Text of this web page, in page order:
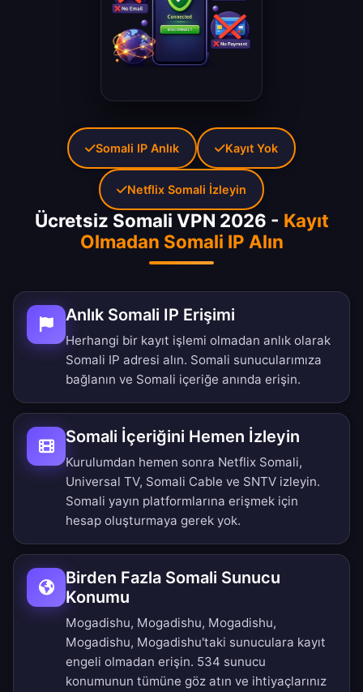
Ücretsiz Somali VPN 2026 - Kayıt
Olmadan Somali IP Alın
Anlık Somali IP Erişimi
Herhangi bir kayıt işlemi olmadan anlık olarak
Somali IP adresi alın. Somali sunucularımıza
bağlanın ve Somali içeriğe anında erişin.
Somali İçeriğini Hemen İzleyin
Kurulumdan hemen sonra Netflix Somali,
Universal TV, Somali Cable ve SNTV izleyin.
Somali yayın platformlarına erişmek için
hesap oluşturmaya gerek yok.
Birden Fazla Somali Sunucu
Konumu
Mogadishu, Mogadishu, Mogadishu,
Mogadishu, Mogadishu'taki sunuculara kayıt
engeli olmadan erişin. 534 sunucu
konumunun tümüne göz atın ve ihtiyaçlarınız
Somali IP Anlık Kayıt Yok
Netflix Somali İzleyin